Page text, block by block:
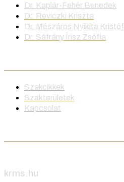
Dr. Kaplár-Fehér Benedek
Dr. Reviczki Kriszta
Dr. Mészáros Nyikita Kristóf
Dr. Sáfrány Írisz Zsófia
Szakcikkek
Szakterületek
Kapcsolat
krms.hu